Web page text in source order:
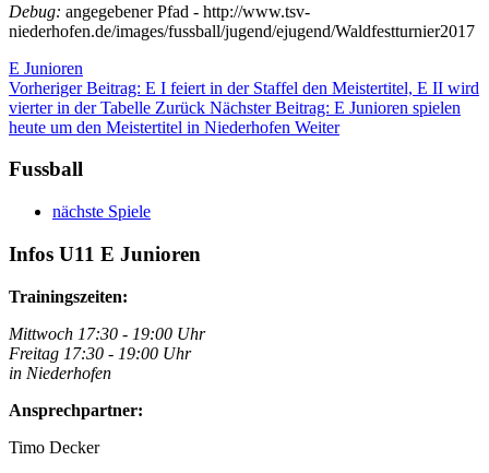
Debug: angegebener Pfad - http://www.tsv-
niederhofen.de/images/fussball/jugend/ejugend/Waldfestturnier2017
E Junioren
Vorheriger Beitrag: E I feiert in der Staffel den Meistertitel, E II wird
vierter in der Tabelle Zurück Nächster Beitrag: E Junioren spielen
heute um den Meistertitel in Niederhofen Weiter
Fussball
nächste Spiele
Infos U11 E Junioren
Trainingszeiten:
Mittwoch 17:30 - 19:00 Uhr
Freitag 17:30 - 19:00 Uhr
in Niederhofen
Ansprechpartner:
Timo Decker